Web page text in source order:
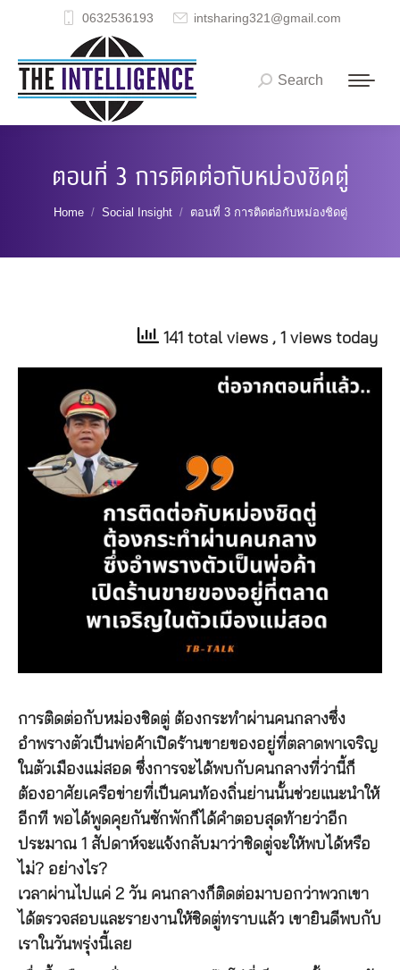
0632536193 intsharing321@gmail.com
Search:
Search
ตอนที่ 3 การติดต่อกับหม่องชิดตู่
You are here:
Home Social Insight ตอนที่ 3 การติดต่อกับหม่องชิดตู่
141 total views , 1 views today
การติดต่อกับหม่องชิดตู่ ต้องกระทำผ่านคนกลางซึ่ง
อำพรางตัวเป็นพ่อค้าเปิดร้านขายของอยู่ที่ตลาดพาเจริญ
ในตัวเมืองแม่สอด ซึ่งการจะได้พบกับคนกลางที่ว่านี้ก็
ต้องอาศัยเครือข่ายที่เป็นคนท้องถิ่นย่านนั้นช่วยแนะนำให้
อีกที พอได้พูดคุยกันซักพักก็ได้คำตอบสุดท้ายว่าอีก
ประมาณ 1 สัปดาห์จะแจ้งกลับมาว่าชิดตู่จะให้พบได้หรือ
ไม่? อย่างไร?
เวลาผ่านไปแค่ 2 วัน คนกลางก็ติดต่อมาบอกว่าพวกเขา
ได้ตรวจสอบและรายงานให้ชิดตู่ทราบแล้ว เขายินดีพบกับ
เราในวันพรุ่งนี้เลย